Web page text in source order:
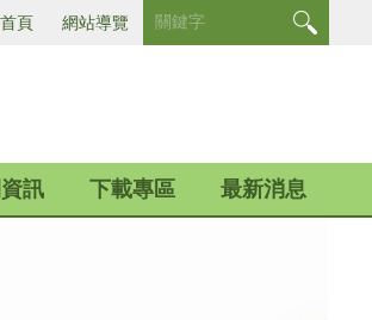
頁 網站導覽
訊 下載專區 最新消息